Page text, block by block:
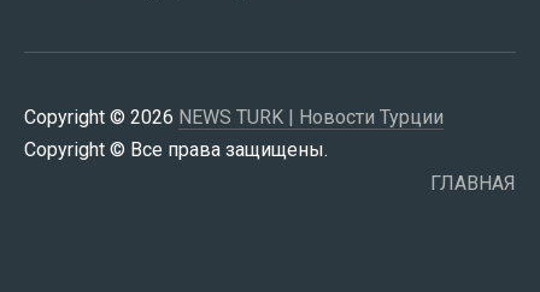
Copyright © 2026 NEWS TURK | Новости Турции
Copyright © Все права защищены.
ГЛАВНАЯ